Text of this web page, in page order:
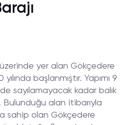
yer alan Gökçedere
başlanmıştır. Yapımı 9
sayılamayacak kadar balık
alan itibarıyla
sahip olan Gökçedere